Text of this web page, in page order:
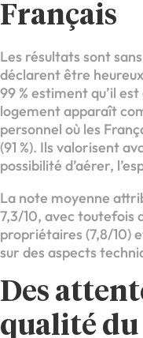
Français
Les résultats sont
déclarent être
99 % estiment qu’il
logement apparaît
personnel où les
(91 %). Ils valorisent
possibilité d’aérer,
La note moyenne
7,3/10, avec toutefois
propriétaires (7,8/10)
sur des aspects
Des
qualité